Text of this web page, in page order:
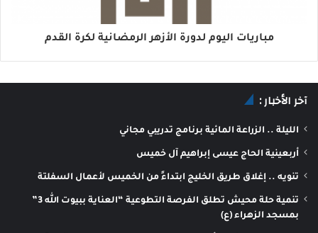
مباريات اليوم لدورة الأزهر الرمضانية لكرة القدم
آخر الأخبار :
الليلة .. الزراعة المائية برنامج تدريبي مجاني
أربعينية الحاج عيسى إبراهيم آل خميس
تنويه .. إغلاق طريق الخليج ابتداءً من الخميس لأعمال السفلتة
تنمية حلة محيش تطلق الفرصة التطوعية “العناية ببيوت الله 3”
بمسجد الزهراء (ع)